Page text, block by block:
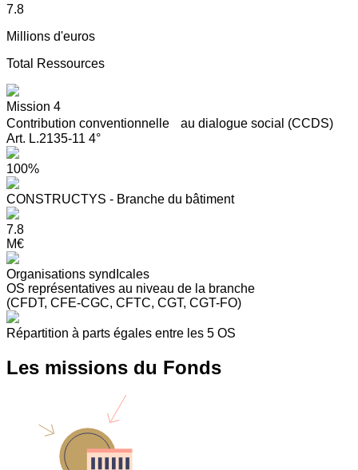
7.8
Millions d'euros
Total Ressources
Mission 4
Contribution conventionnelle au dialogue social (CCDS)
Art. L.2135-11 4°
100%
CONSTRUCTYS - Branche du bâtiment
7.8
M€
Organisations syndIcales
OS représentatives au niveau de la branche
(CFDT, CFE-CGC, CFTC, CGT, CGT-FO)
Répartition à parts égales entre les 5 OS
Les missions du Fonds